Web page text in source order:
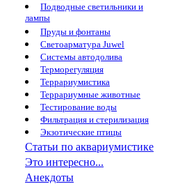
Подводные светильники и
лампы
Пруды и фонтаны
Светоарматура Juwel
Системы автодолива
Терморегуляция
Террариумистика
Террариумные животные
Тестирование воды
Фильтрация и стерилизация
Экзотические птицы
Статьи по аквариумистике
Это интересно...
Анекдоты